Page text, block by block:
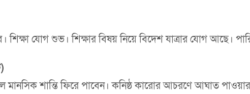
যোগ শুভ। শিক্ষার বিষয় নিয়ে বিদেশ যাত্রার যোগ আছে।
মানসিক শান্তি ফিরে পাবেন। কনিষ্ঠ কারোর আচরণে আঘাত